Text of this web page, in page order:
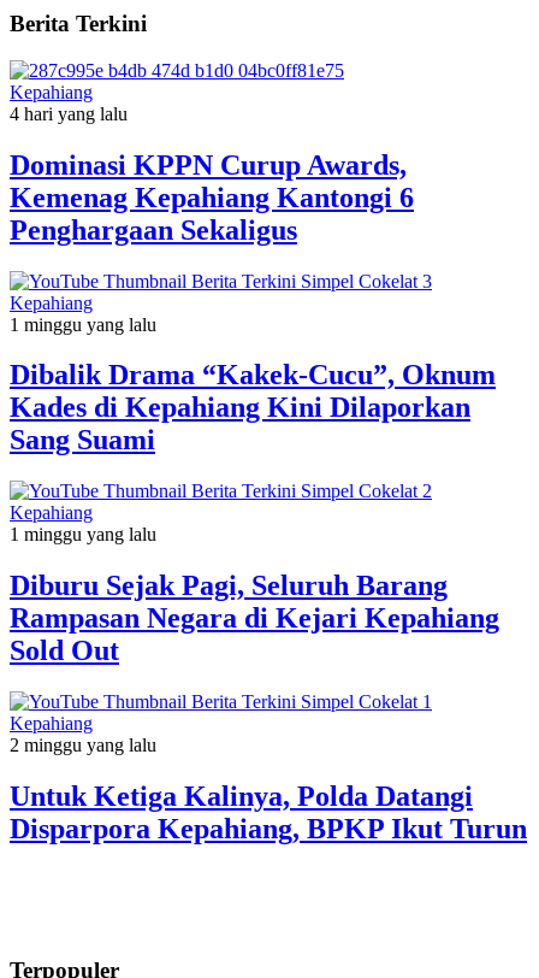
Berita Terkini
Kepahiang
4 hari yang lalu
Dominasi KPPN Curup Awards,
Kemenag Kepahiang Kantongi 6
Penghargaan Sekaligus
Kepahiang
1 minggu yang lalu
Dibalik Drama “Kakek-Cucu”, Oknum
Kades di Kepahiang Kini Dilaporkan
Sang Suami
Kepahiang
1 minggu yang lalu
Diburu Sejak Pagi, Seluruh Barang
Rampasan Negara di Kejari Kepahiang
Sold Out
Kepahiang
2 minggu yang lalu
Untuk Ketiga Kalinya, Polda Datangi
Disparpora Kepahiang, BPKP Ikut Turun
Terpopuler